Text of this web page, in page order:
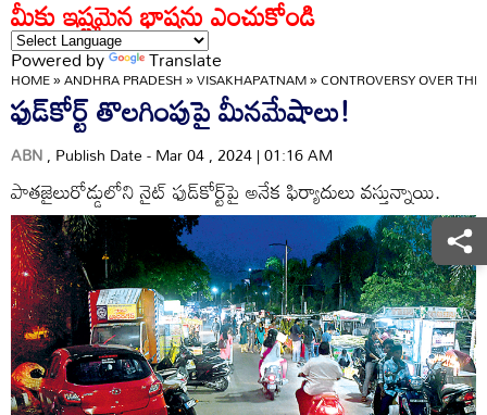
మీకు ఇష్టమైన భాషను ఎంచుకోండి
Powered by Translate
HOME»ANDHRA PRADESH»VISAKHAPATNAM»CONTROVERSY OVER
ఫుడ్‌కోర్ట్‌ తొలగింపుపై మీనమేషాలు!
ABN, Publish Date - Mar 04 , 2024 | 01:16 AM
పాతజైలురోడ్డులోని నైట్‌ ఫుడ్‌కోర్ట్‌పై అనేక ఫిర్యాదులు వస్తున్నాయి.